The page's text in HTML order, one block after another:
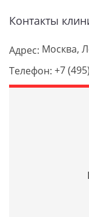
Контакты
Адрес: Москва,
Телефон: +7